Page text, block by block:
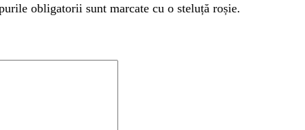
obligatorii sunt marcate cu o steluță roșie.